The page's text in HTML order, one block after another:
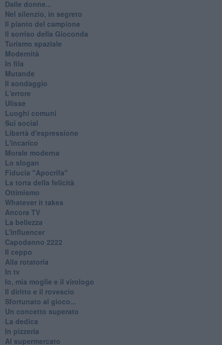
Dalle donne...
Nel silenzio, in segreto
Il pianto del campione
Il sorriso della Gioconda
Turismo spaziale
Modernità
In fila
Mutande
Il sondaggio
L'errore
Ulisse
Luoghi comuni
Sui social
Libertà d'espressione
L'incarico
Morale moderna
Lo slogan
Fiducia "Apocrifa"
La torta della felicità
Ottimismo
Whatever it takes
Ancora TV
La bellezza
L’Influencer
​Capodanno 2222
Il ceppo
Alla rotatoria
In tv
Io, mia moglie e il virologo
Il diritto e il rovescio
Sfortunato al gioco...
Un concetto superato
La dedica
In pizzeria
Al supermercato